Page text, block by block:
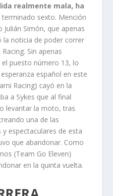
realmente mala, ha
terminado sexto. Mención
Simón, que apenas
la noticia de poder correr
Sin apenas
puesto número 13, lo
español en este
Racing) cayó en la
a Sykes que al final
levantar la moto, tras
una de las
espectaculares de esta
que abandonar. Como
(Team Go Eleven)
en la quinta vuelta.